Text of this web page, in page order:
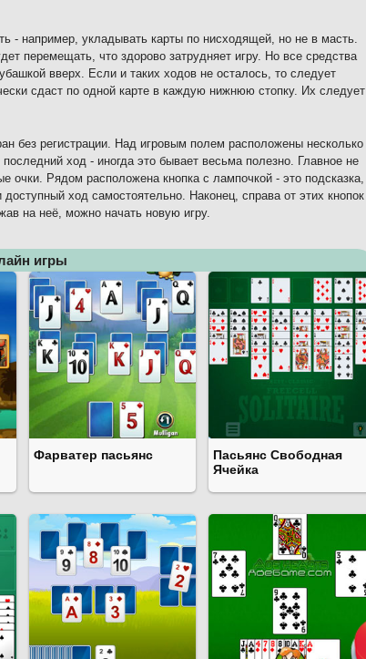
- например, укладывать карты по нисходящей, но не в масть.
перемещать, что здорово затрудняет игру. Но все средства
вверх. Если и таких ходов не осталось, то следует
сдаст по одной карте в каждую нижнюю стопку. Их следует
без регистрации. Над игровым полем расположены несколько
ход - иногда это бывает весьма полезно. Главное не
очки. Рядом расположена кнопка с лампочкой - это подсказка,
ход самостоятельно. Наконец, справа от этих кнопок
на неё, можно начать новую игру.
игры
Фарватер пасьянс
Пасьянс Свободная
Ячейка